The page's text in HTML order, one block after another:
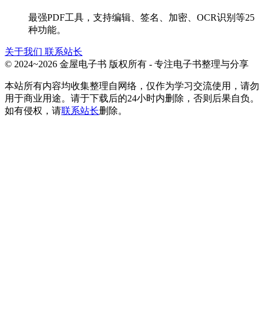
最强PDF工具，支持编辑、签名、加密、OCR识别等25
种功能。
关于我们 联系站长
© 2024~2026 金屋电子书 版权所有 - 专注电子书整理与分享
本站所有内容均收集整理自网络，仅作为学习交流使用，请勿
用于商业用途。请于下载后的24小时内删除，否则后果自负。
如有侵权，请联系站长删除。